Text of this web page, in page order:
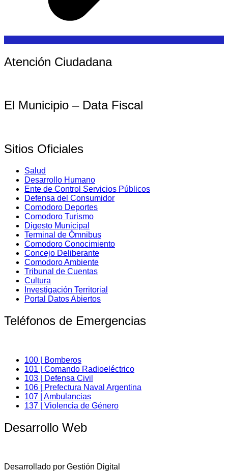
Atención Ciudadana
El Municipio – Data Fiscal
Sitios Oficiales
Salud
Desarrollo Humano
Ente de Control Servicios Públicos
Defensa del Consumidor
Comodoro Deportes
Comodoro Turismo
Digesto Municipal
Terminal de Ómnibus
Comodoro Conocimiento
Concejo Deliberante
Comodoro Ambiente
Tribunal de Cuentas
Cultura
Investigación Territorial
Portal Datos Abiertos
Teléfonos de Emergencias
100 | Bomberos
101 | Comando Radioeléctrico
103 | Defensa Civil
106 | Prefectura Naval Argentina
107 | Ambulancias
137 | Violencia de Género
Desarrollo Web
Desarrollado por Gestión Digital